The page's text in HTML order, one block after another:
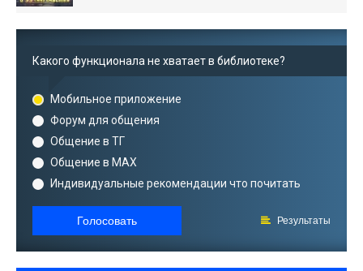
Какого функционала не хватает в библиотеке?
Мобильное приложение
Форум для общения
Общение в ТГ
Общение в MAX
Индивидуальные рекомендации что почитать
Голосовать Результаты